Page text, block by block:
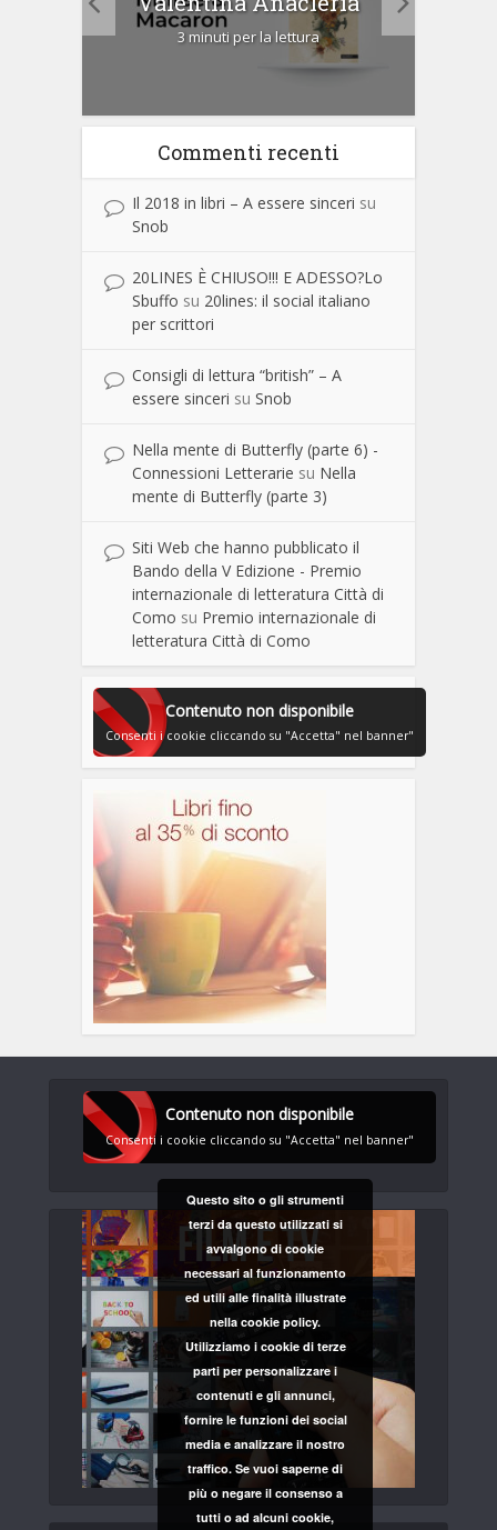
3 minuti per la lettura
Commenti recenti
Il 2018 in libri – A essere sinceri su
Snob
20LINES È CHIUSO!!! E ADESSO?Lo
Sbuffo su 20lines: il social italiano
per scrittori
Consigli di lettura “british” – A
essere sinceri su Snob
Nella mente di Butterfly (parte 6) -
Connessioni Letterarie su Nella
mente di Butterfly (parte 3)
Siti Web che hanno pubblicato il
Bando della V Edizione - Premio
internazionale di letteratura Città di
Como su Premio internazionale di
letteratura Città di Como
Contenuto non disponibile
Consenti i cookie cliccando su "Accetta" nel banner"
Contenuto non disponibile
Consenti i cookie cliccando su "Accetta" nel banner"
Questo sito o gli strumenti
terzi da questo utilizzati si
avvalgono di cookie
necessari al funzionamento
ed utili alle finalità illustrate
nella cookie policy.
Utilizziamo i cookie di terze
parti per personalizzare i
contenuti e gli annunci,
fornire le funzioni dei social
media e analizzare il nostro
traffico. Se vuoi saperne di
più o negare il consenso a
tutti o ad alcuni cookie,